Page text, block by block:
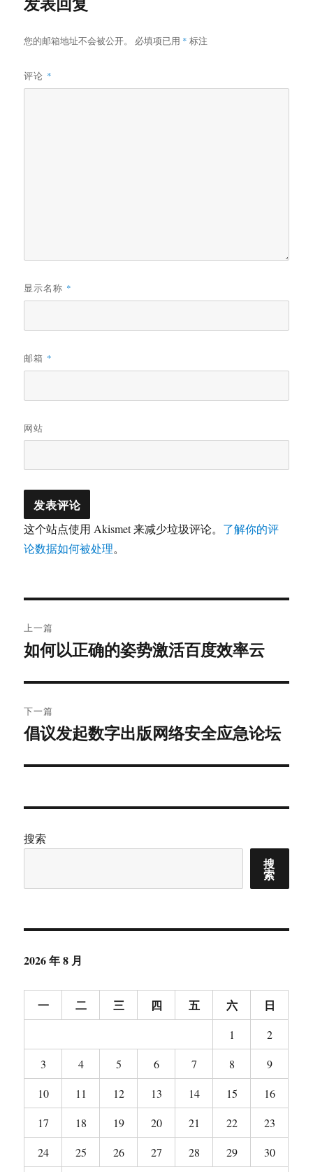
您的邮箱地址不会被公开。 必填项已用 * 标注
评论 *
显示名称 *
邮箱 *
网站
这个站点使用 Akismet 来减少垃圾评论。 了解你的评
论数据如何被处理。
章
航
上一篇
上
文
章：
如何以正确的姿势激活百度效率云
下一篇
下
文
倡议发起数字出版网络安全应急论坛
搜索
搜
索
2026 年 8 月
一 二 三 四 五 六 日
1
2
3
4 5 6 7 8
9
10
11 12 13 14 15
16
17
18 19 20 21 22
23
24
25 26 27 28 29
30